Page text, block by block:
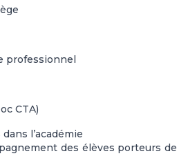
professionnel
CTA)
l’académie
des élèves porteurs de